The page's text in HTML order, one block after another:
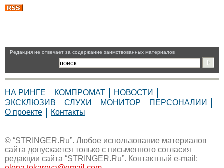
Pедакция не отвечает за содержание заимствованных материалов
НА РИНГЕ КОМПРОМАТ
НОВОСТИ
ЭКСКЛЮЗИВ
СЛУХИ МОНИТОР
ПЕРСОНАЛИИ
О проекте
Контакты
© “STRINGER.Ru”. Любое использование материалов
сайта допускается только с письменного согласия
редакции сайта “STRINGER.Ru”. Контактный e-mail: